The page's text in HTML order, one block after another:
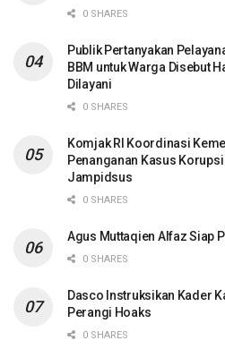
0 SHARES
Publik Pertanyakan
BBM untuk Warga Disebut
Dilayani
0 SHARES
Komjak RI Koordinasi
Penanganan Kasus Korupsi
Jampidsus
0 SHARES
Agus Muttaqien Alfaz Siap
0 SHARES
Dasco Instruksikan Kader
Perangi Hoaks
0 SHARES